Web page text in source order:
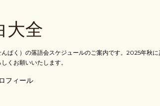
大全
ぱく）の落語会スケジュールのご案内です。2025年秋
くお願いいたします。
フィール